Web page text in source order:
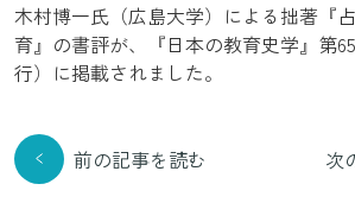
木村博一氏（広島大学）による拙著『
育』の書評が、『日本の教育史学』第
行）に掲載されました。
前の記事を読む 次